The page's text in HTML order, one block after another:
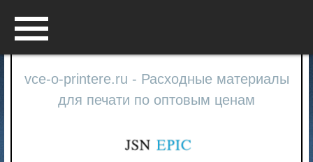
vce-o-printere.ru - Расходные материалы
для печати по оптовым ценам